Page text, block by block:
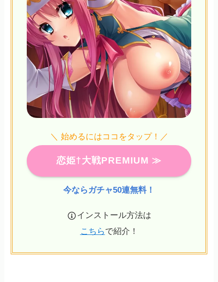
＼ 始めるにはココをタップ！／
恋姫†大戦PREMIUM ≫
今ならガチャ50連無料！
インストール方法は
こちらで紹介！